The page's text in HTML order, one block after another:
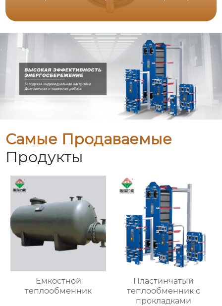
Самые Продаваемые
Продукты
Емкостной
теплообменник
Пластинчатый
теплообменник с
прокладками